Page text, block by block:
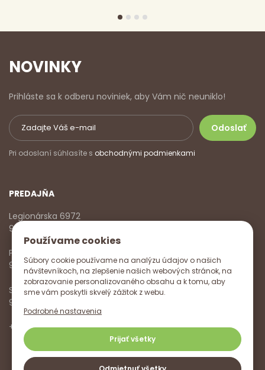
Používame cookies
Súbory cookie používame na analýzu údajov o našich
návštevníkoch, na zlepšenie našich webových stránok, na
zobrazovanie personalizovaného obsahu a k tomu, aby
sme vám poskytli skvelý zážitok z webu.
Podrobné nastavenia
Prijať všetky
NOVINKY
Prihláste sa k odberu noviniek, aby Vám nič neuniklo!
Pri odoslaní súhlasíte s obchodnými podmienkami
PREDAJŇA
Legionárska 6972
911 01 Trenčín
Pondelok - Piatok
9:00 - 17:00
Sobota
9:00 - 12:00
+421 918 785 620,+421 915 572 350,info@vitanella.sk